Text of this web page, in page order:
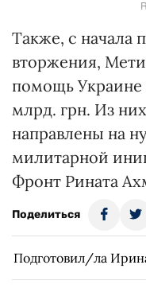
Также, с начала
вторжения,
помощь Украине
млрд. грн. Из
направлены на
милитарной
Фронт Рината
Поделиться
Подготовил/ла